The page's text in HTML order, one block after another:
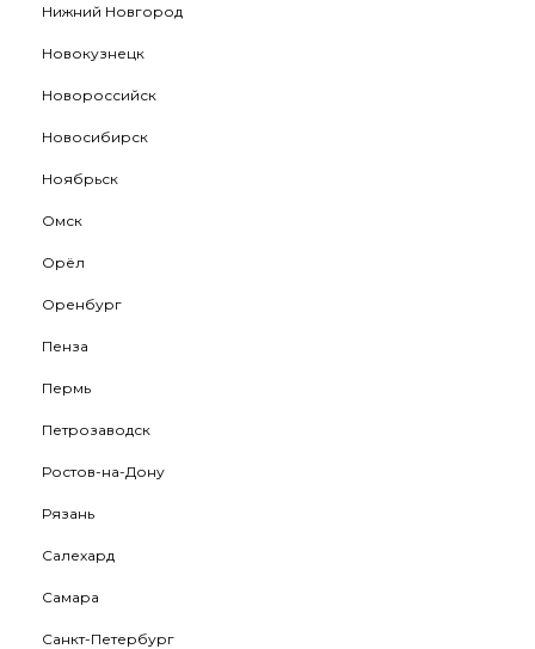
Нижний Новгород
Новокузнецк
Новороссийск
Новосибирск
Ноябрьск
Омск
Орёл
Оренбург
Пенза
Пермь
Петрозаводск
Ростов-на-Дону
Рязань
Салехард
Самара
Санкт-Петербург